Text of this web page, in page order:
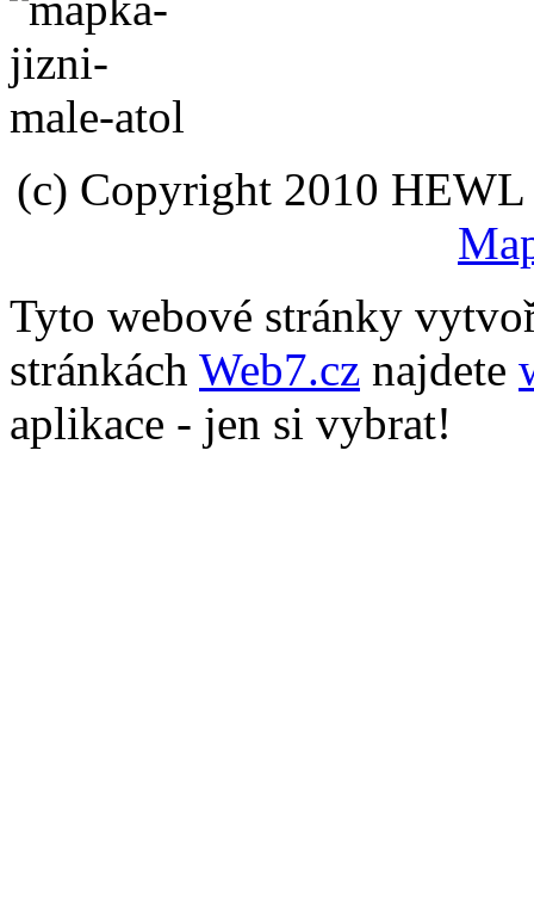
(c) Copyright 2010 HEWL
Tyto webové stránky
stránkách Web7.cz najdete
aplikace - jen si vybrat!